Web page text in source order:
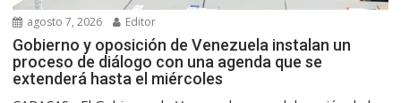
agosto 7, 2026 Editor
Gobierno y oposición de Venezuela instalan un
proceso de diálogo con una agenda que se
extenderá hasta el miércoles